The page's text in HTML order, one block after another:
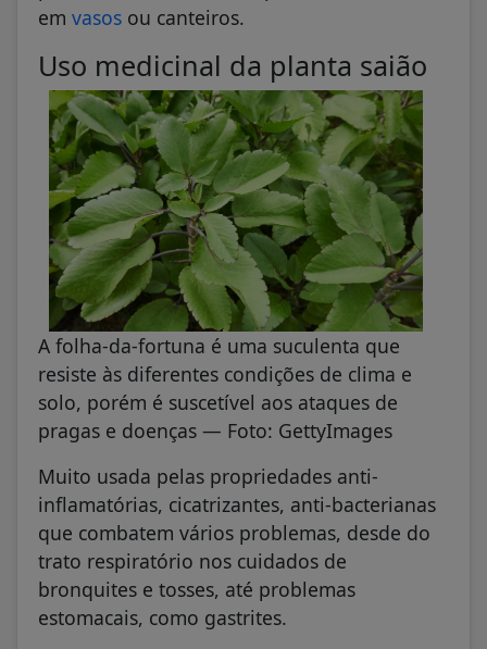
em vasos ou canteiros.
Uso medicinal da planta saião
A folha-da-fortuna é uma suculenta que
resiste às diferentes condições de clima e
solo, porém é suscetível aos ataques de
pragas e doenças — Foto: GettyImages
Muito usada pelas propriedades anti-
inflamatórias, cicatrizantes, anti-bacterianas
que combatem vários problemas, desde do
trato respiratório nos cuidados de
bronquites e tosses, até problemas
estomacais, como gastrites.